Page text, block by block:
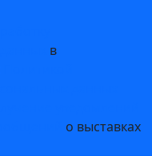
в
о выставках